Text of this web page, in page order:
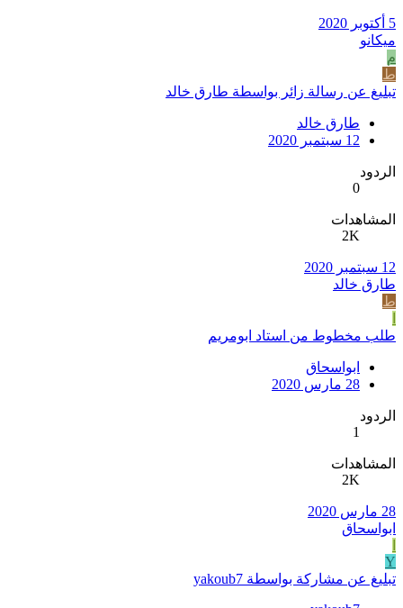
5 أكتوبر 2020
ميكانو
م
ط
تبليغ عن رسالة زائر بواسطة طارق خالد
طارق خالد
12 سبتمبر 2020
الردود
0
المشاهدات
2K
12 سبتمبر 2020
طارق خالد
ط
طلب مخطوط من استاد ابومریم
ابواسحاق
28 مارس 2020
الردود
1
المشاهدات
2K
28 مارس 2020
ابواسحاق
Y
تبليغ عن مشاركة بواسطة yakoub7